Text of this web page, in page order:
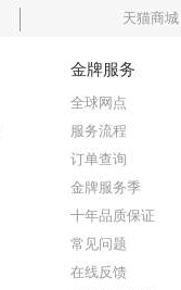
天猫商城
金牌服务
全球网点
服务流程
订单查询
金牌服务季
十年品质保证
常见问题
在线反馈